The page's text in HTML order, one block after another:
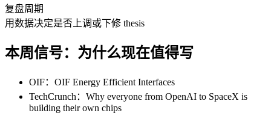
复盘周期
用数据决定是否上调或下修 thesis
本周信号：为什么现在值得写
OIF：OIF Energy Efficient Interfaces
TechCrunch：Why everyone from OpenAI to SpaceX is
building their own chips